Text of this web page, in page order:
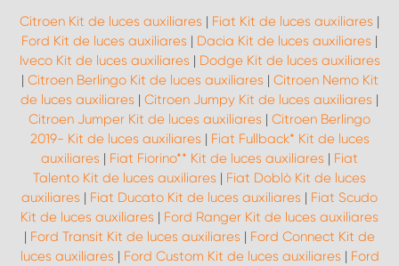
Citroen Kit de luces auxiliares | Fiat Kit de luces auxiliares |
Ford Kit de luces auxiliares | Dacia Kit de luces auxiliares |
Iveco Kit de luces auxiliares | Dodge Kit de luces auxiliares
| Citroen Berlingo Kit de luces auxiliares | Citroen Nemo Kit
de luces auxiliares | Citroen Jumpy Kit de luces auxiliares |
Citroen Jumper Kit de luces auxiliares | Citroen Berlingo
2019- Kit de luces auxiliares | Fiat Fullback* Kit de luces
auxiliares | Fiat Fiorino** Kit de luces auxiliares | Fiat
Talento Kit de luces auxiliares | Fiat Doblò Kit de luces
auxiliares | Fiat Ducato Kit de luces auxiliares | Fiat Scudo
Kit de luces auxiliares | Ford Ranger Kit de luces auxiliares
| Ford Transit Kit de luces auxiliares | Ford Connect Kit de
luces auxiliares | Ford Custom Kit de luces auxiliares | Ford